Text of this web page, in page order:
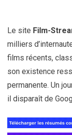
Le site Film-
milliers
films récents,
son existence
permanente. Un
il disparaît de